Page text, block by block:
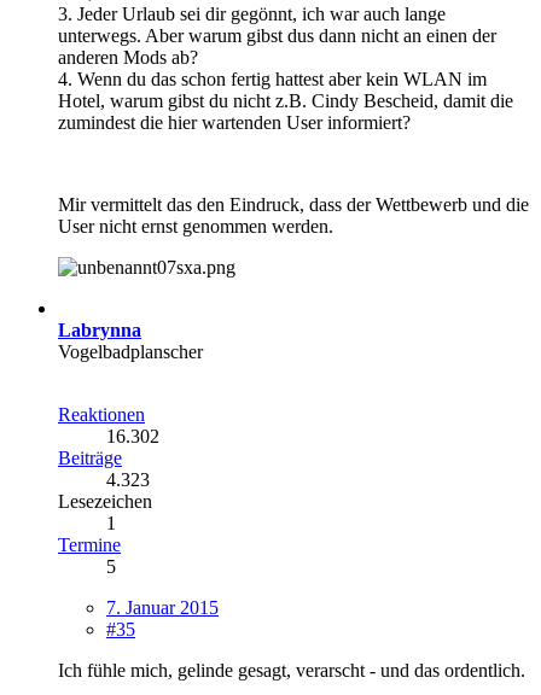
3. Jeder Urlaub sei dir gegönnt, ich war auch lange
unterwegs. Aber warum gibst dus dann nicht an einen der
anderen Mods ab?
4. Wenn du das schon fertig hattest aber kein WLAN im
Hotel, warum gibst du nicht z.B. Cindy Bescheid, damit die
zumindest die hier wartenden User informiert?
Mir vermittelt das den Eindruck, dass der Wettbewerb und die
User nicht ernst genommen werden.
Labrynna
Vogelbadplanscher
Reaktionen
16.302
Beiträge
4.323
Lesezeichen
1
Termine
5
7. Januar 2015
#35
Ich fühle mich, gelinde gesagt, verarscht - und das ordentlich.